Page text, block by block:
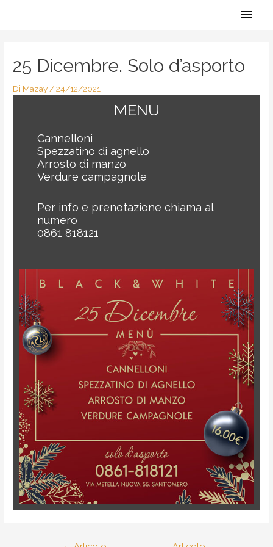
25 Dicembre. Solo d’asporto
Di Mazay /24/12/2021
MENU
Cannelloni
Spezzatino di agnello
Arrosto di manzo
Verdure campagnole
Per info e prenotazione chiama al
numero
0861 818121